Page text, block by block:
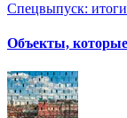
Спецвыпуск: итоги
Объекты, которые